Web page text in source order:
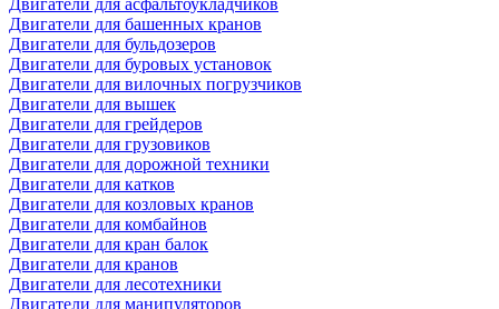
Двигатели для асфальтоукладчиков
Двигатели для башенных кранов
Двигатели для бульдозеров
Двигатели для буровых установок
Двигатели для вилочных погрузчиков
Двигатели для вышек
Двигатели для грейдеров
Двигатели для грузовиков
Двигатели для дорожной техники
Двигатели для катков
Двигатели для козловых кранов
Двигатели для комбайнов
Двигатели для кран балок
Двигатели для кранов
Двигатели для лесотехники
Двигатели для манипуляторов